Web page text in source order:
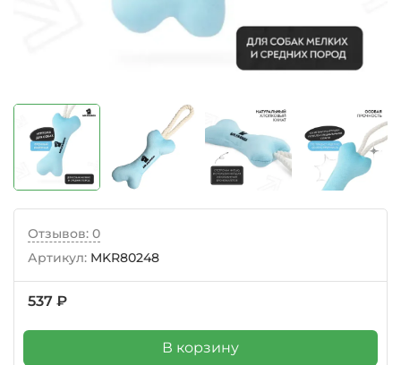
Отзывов: 0
Артикул: MKR80248
537 ₽
В корзину